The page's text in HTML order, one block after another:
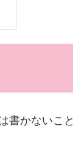
書かないこと